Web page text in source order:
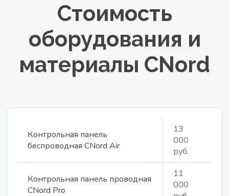
Стоимость
оборудования и
материалы CNord
Контрольная панель
беспроводная CNord Air
13
000
руб.
Контрольная панель проводная
CNord Pro
11
000